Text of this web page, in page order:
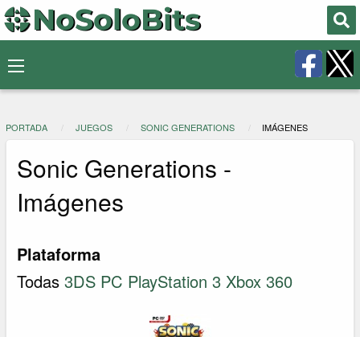
PORTADA JUEGOS SONIC GENERATIONS IMÁGENES
Sonic Generations -
Imágenes
Plataforma
Todas 3DS PC PlayStation 3 Xbox 360